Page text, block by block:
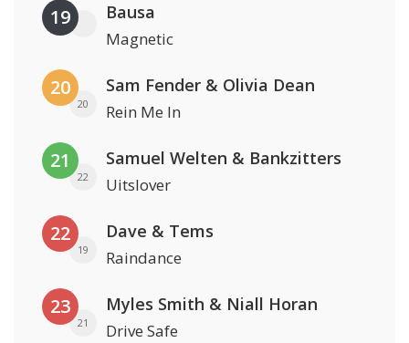
19 Bausa
Magnetic
20
20
Sam Fender & Olivia Dean
Rein Me In
21
22
Samuel Welten & Bankzitters
Uitslover
22
19
Dave & Tems
Raindance
23
21
Myles Smith & Niall Horan
Drive Safe